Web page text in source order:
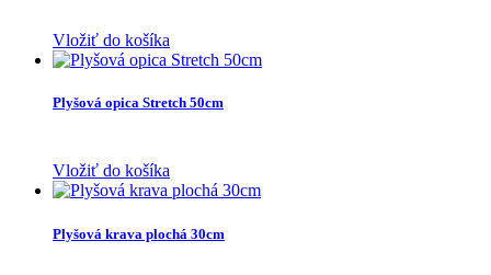
Vložiť do košíka
Plyšová opica Stretch 50cm
Vložiť do košíka
Plyšová krava plochá 30cm